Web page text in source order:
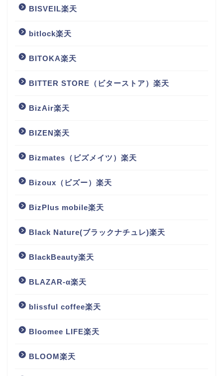
BISVEIL楽天
bitlock楽天
BITOKA楽天
BITTER STORE（ビターストア）楽天
BizAir楽天
BIZEN楽天
Bizmates（ビズメイツ）楽天
Bizoux（ビズー）楽天
BizPlus mobile楽天
Black Nature(ブラックナチュレ)楽天
BlackBeauty楽天
BLAZAR-α楽天
blissful coffee楽天
Bloomee LIFE楽天
BLOOM楽天